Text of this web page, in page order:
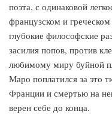
поэта, с одинаковой
французском и
глубокие философские
засилия попов, против
любимому миру буйной
Маро поплатился за это
Франции и смертью на
верен себе до конца.